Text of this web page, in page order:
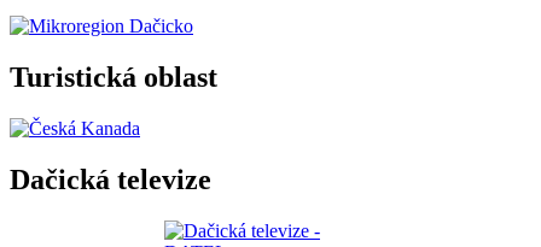
Turistická oblast
Dačická televize